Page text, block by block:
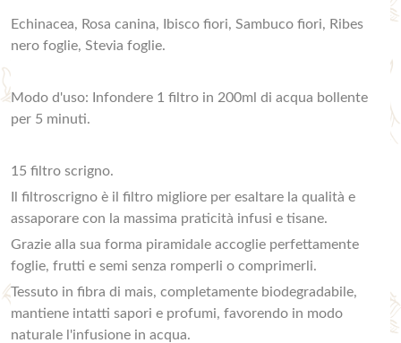
Echinacea, Rosa canina, Ibisco fiori, Sambuco fiori, Ribes
nero foglie, Stevia foglie.
Modo d'uso: Infondere 1 filtro in 200ml di acqua bollente
per 5 minuti.
15 filtro scrigno.
Il filtroscrigno è il filtro migliore per esaltare la qualità e
assaporare con la massima praticità infusi e tisane.
Grazie alla sua forma piramidale accoglie perfettamente
foglie, frutti e semi senza romperli o comprimerli.
Tessuto in fibra di mais, completamente biodegradabile,
mantiene intatti sapori e profumi, favorendo in modo
naturale l'infusione in acqua.